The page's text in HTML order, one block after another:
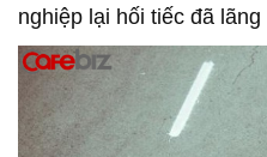
nghiệp lại hối tiếc đã